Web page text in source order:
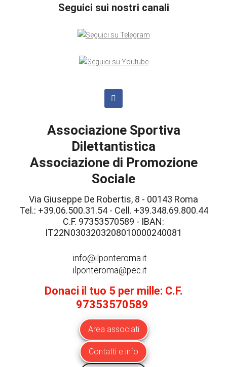
Seguici sui nostri canali
Associazione Sportiva
Dilettantistica
Associazione di Promozione
Sociale
Via Giuseppe De Robertis, 8 - 00143 Roma
Tel.: +39.06.500.31.54 - Cell. +39.348.69.800.44
C.F. 97353570589 - IBAN:
IT22N0303203208010000240081
info@ilponteroma.it
ilponteroma@pec.it
Donaci il tuo 5 per mille: C.F.
97353570589
Area associati
Contatti e info